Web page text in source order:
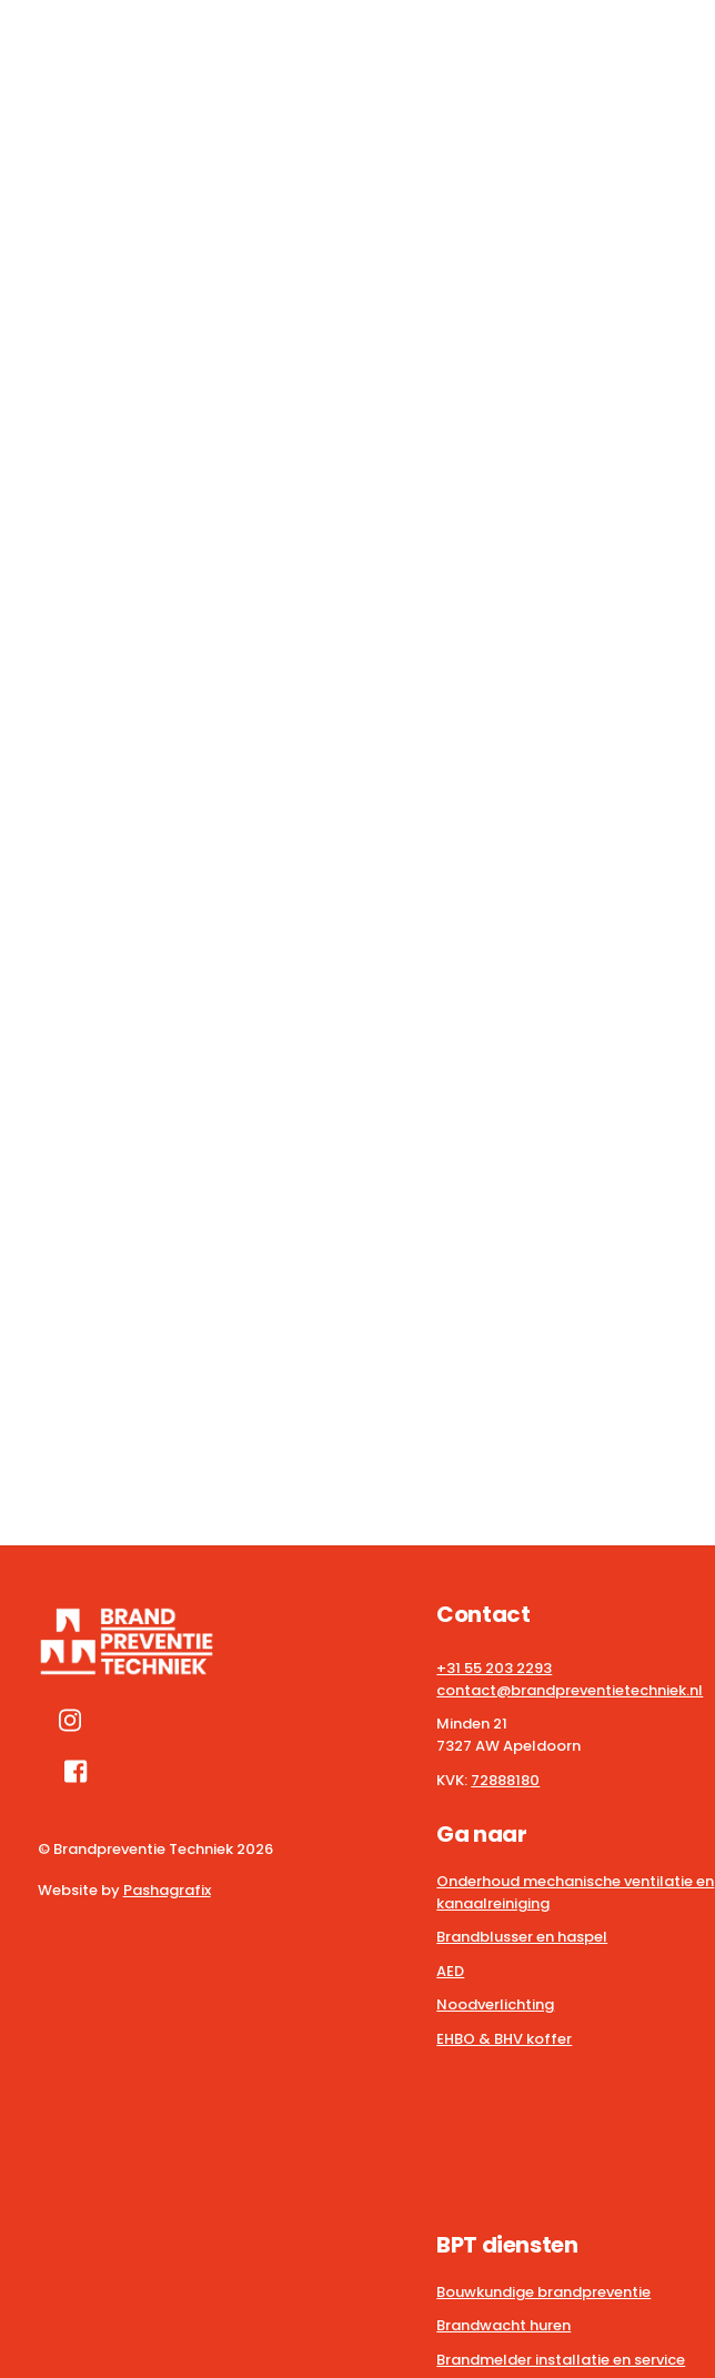
© Brandpreventie Techniek 2026
Website by Pashagrafix
Contact
+31 55 203 2293
contact@brandpreventietechniek.nl
Minden 21
7327 AW Apeldoorn
KVK: 72888180
Ga naar
Onderhoud mechanische ventilatie en
kanaalreiniging
Brandblusser en haspel
AED
Noodverlichting
EHBO & BHV koffer
BPT diensten
Bouwkundige brandpreventie
Brandwacht huren
Brandmelder installatie en service